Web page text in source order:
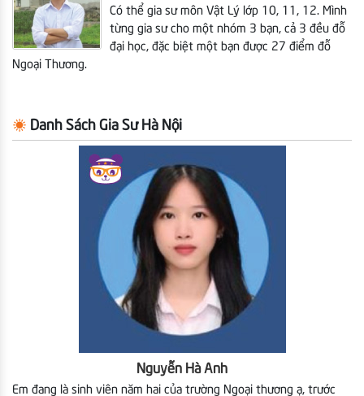
Có thể gia sư môn Vật Lý lớp 10, 11, 12. Mình
từng gia sư cho một nhóm 3 bạn, cả 3 đều đỗ
đại học, đặc biệt một bạn được 27 điểm đỗ
Ngoại Thương.
Danh Sách Gia Sư Hà Nội
Nguyễn Hà Anh
Em đang là sinh viên năm hai của trường Ngoại thương ạ, trước